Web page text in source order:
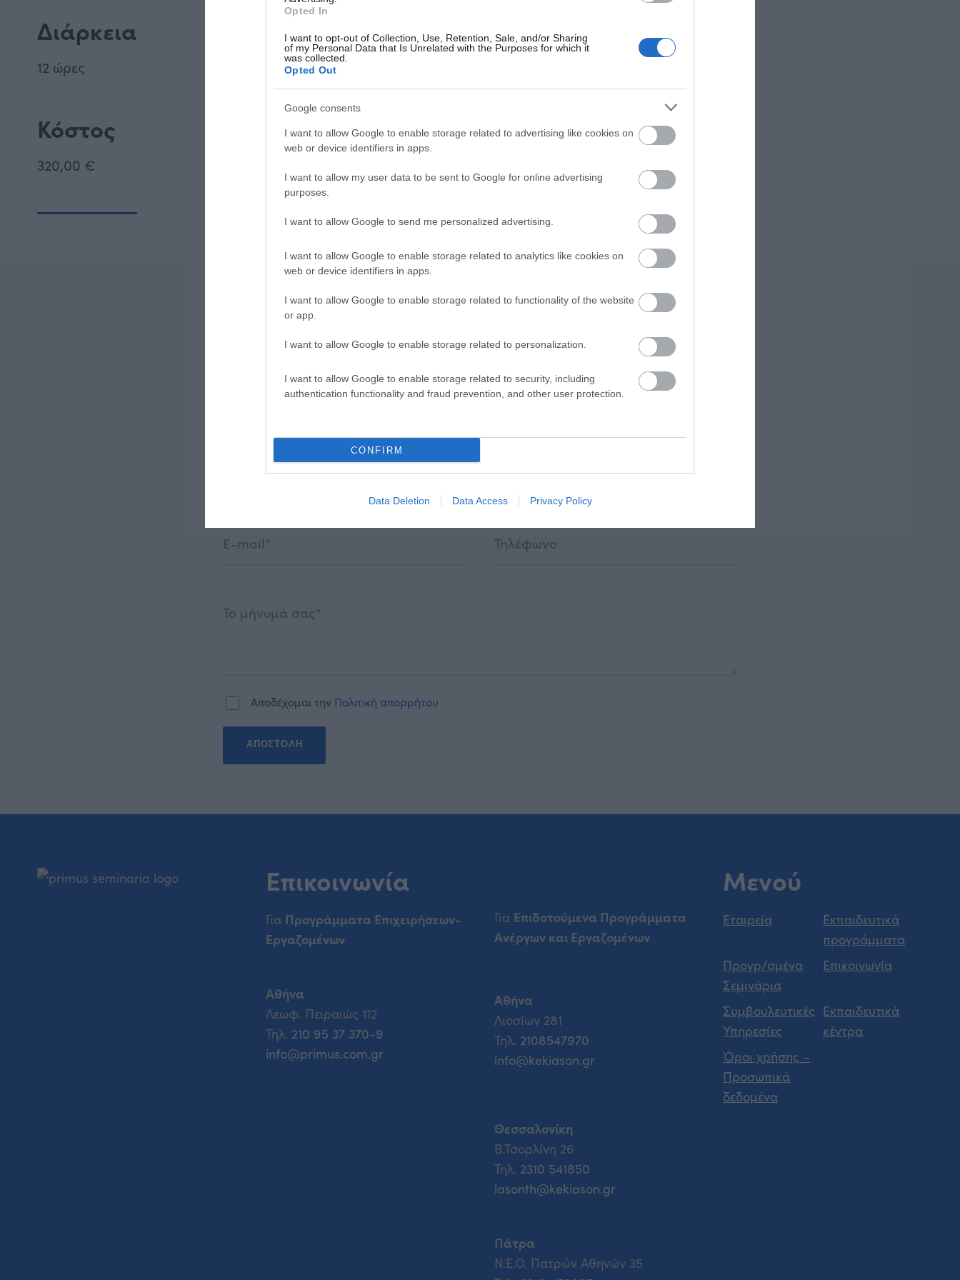
Opted In
I want to opt-out of Collection, Use, Retention, Sale, and/or Sharing
of my Personal Data that Is Unrelated with the Purposes for which it
was collected.
Opted Out
Google consents
I want to allow Google to enable storage related to advertising like cookies on
web or device identifiers in apps.
I want to allow my user data to be sent to Google for online advertising
purposes.
I want to allow Google to send me personalized advertising.
I want to allow Google to enable storage related to analytics like cookies on
web or device identifiers in apps.
I want to allow Google to enable storage related to functionality of the website
or app.
I want to allow Google to enable storage related to personalization.
I want to allow Google to enable storage related to security, including
authentication functionality and fraud prevention, and other user protection.
CONFIRM
Data Deletion Data Access Privacy Policy
Διάρκεια
12 ώρες
Κόστος
320,00 €
Εκδήλωση ενδιαφέροντος
Ενδιαφέρεστε για τις υπηρεσίες μας; Επικοινωνήστε άμεσα μαζί μας για να σας
Αποδέχομαι την Πολιτική απορρήτου
Επικοινωνία
Για Προγράμματα Επιχειρήσεων-
Εργαζομένων
Αθήνα
Λεωφ. Πειραιώς 112
Τηλ. 210 95 37 370-9
info@primus.com.gr
Για Επιδοτούμενα Προγράμματα
Ανέργων και Εργαζομένων
Αθήνα
Λιοσίων 281
Τηλ. 2108547970
info@kekiason.gr
Θεσσαλονίκη
Β.Τσορλίνη 26
Τηλ. 2310 541850
iasonth@kekiason.gr
Πάτρα
Ν.Ε.Ο. Πατρών Αθηνών 35
Μενού
Εταιρεία
Εκπαιδευτικά
προγράμματα
Προγρ/σμένα
Σεμινάρια
Επικοινωνία
Συμβουλευτικές
Υπηρεσίες
Εκπαιδευτικά
κέντρα
Όροι χρήσης –
Προσωπικά
δεδομένα